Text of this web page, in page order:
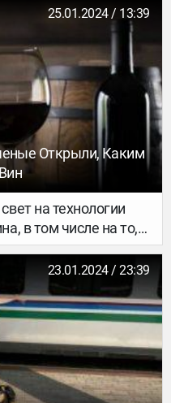
беларусского
(а может и всегда)
новые правила
Беларуси уже в
25.01.2024 / 13:39
Открыли, Каким
на технологии
в том числе на то,
вкусало более 2 000
подробности
23.01.2024 / 23:39